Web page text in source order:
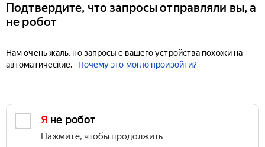
Подтвердите, что запросы отправляли вы, а
не робот
Нам очень жаль, но запросы с вашего устройства похожи на
автоматические.
Почему это могло произойти?
Я не робот
Нажмите, чтобы продолжить